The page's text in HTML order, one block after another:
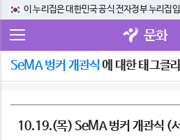
이 누리집은 대한민국 공식 전자정부 누리집
문화
SeMA 벙커 개관식 에 대한 태그클
10.19.(목) SeMA 벙커 개관식 (